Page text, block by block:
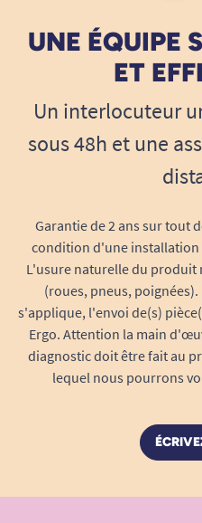
A. Anonymous
1
UNE ÉQUIPE
ET
Un interlocuteur
sous 48h et une
Garantie de 2 ans sur tout
condition d'une
L'usure naturelle du produit
(roues, pneus,
s'applique, l'envoi de(s)
Ergo. Attention la main
diagnostic doit être fait au
lequel nous pourrons